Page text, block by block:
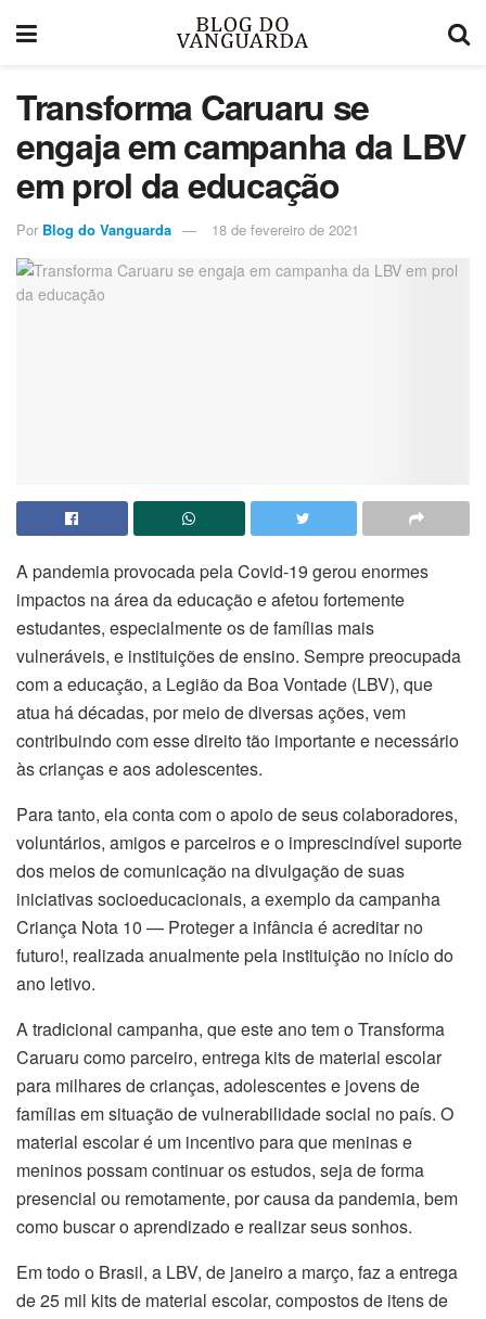
Transforma Caruaru se
engaja em campanha da LBV
em prol da educação
Por Blog do Vanguarda 18 de fevereiro de 2021
A pandemia provocada pela Covid-19 gerou enormes
impactos na área da educação e afetou fortemente
estudantes, especialmente os de famílias mais
vulneráveis, e instituições de ensino. Sempre preocupada
com a educação, a Legião da Boa Vontade (LBV), que
atua há décadas, por meio de diversas ações, vem
contribuindo com esse direito tão importante e necessário
às crianças e aos adolescentes.
Para tanto, ela conta com o apoio de seus colaboradores,
voluntários, amigos e parceiros e o imprescindível suporte
dos meios de comunicação na divulgação de suas
iniciativas socioeducacionais, a exemplo da campanha
Criança Nota 10 — Proteger a infância é acreditar no
futuro!, realizada anualmente pela instituição no início do
ano letivo.
A tradicional campanha, que este ano tem o Transforma
Caruaru como parceiro, entrega kits de material escolar
para milhares de crianças, adolescentes e jovens de
famílias em situação de vulnerabilidade social no país. O
material escolar é um incentivo para que meninas e
meninos possam continuar os estudos, seja de forma
presencial ou remotamente, por causa da pandemia, bem
como buscar o aprendizado e realizar seus sonhos.
Em todo o Brasil, a LBV, de janeiro a março, faz a entrega
de 25 mil kits de material escolar, compostos de itens de